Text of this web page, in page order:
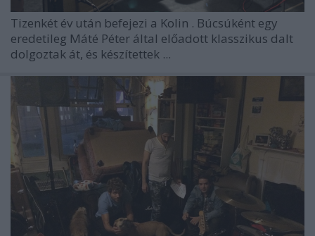
Tizenkét év után befejezi a Kolin . Búcsúként egy
eredetileg Máté Péter által előadott klasszikus dalt
dolgoztak át, és készítettek ...